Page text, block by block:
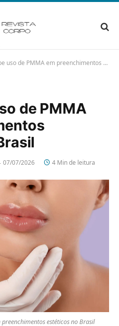
de PMMA em preenchimentos estéticos no Brasil
de PMMA
07/07/2026 4 Min de leitura
estéticos no Brasil